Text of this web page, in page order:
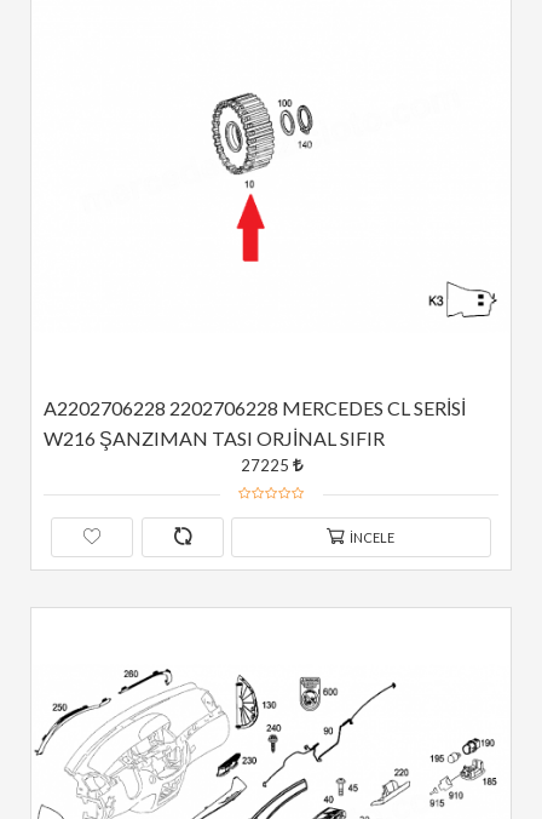
A2202706228 2202706228 MERCEDES CL SERİSİ
W216 ŞANZIMAN TASI ORJİNAL SIFIR
27225
İNCELE